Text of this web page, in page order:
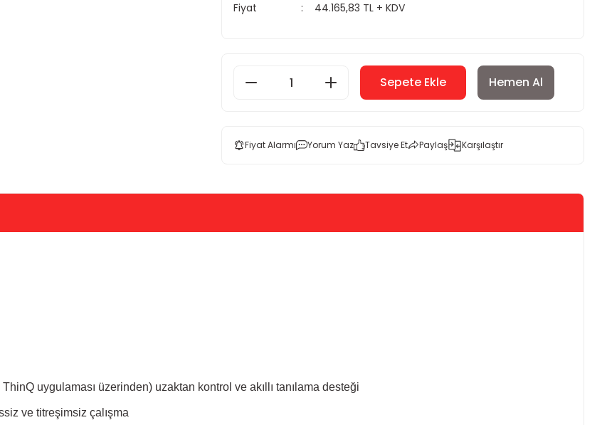
Fiyat
44.165,83 TL + KDV
Sepete Ekle Hemen Al
Fiyat Alarmı Yorum Yaz Tavsiye Et Paylaş Karşılaştır
uygulaması üzerinden) uzaktan kontrol ve akıllı tanılama desteği
ve titreşimsiz çalışma